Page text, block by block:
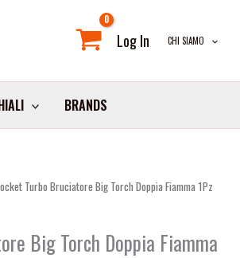
Log In CHI SIAMO
BRANDS
Turbo Bruciatore Big Torch Doppia Fiamma 1Pz
Big Torch Doppia Fiamma